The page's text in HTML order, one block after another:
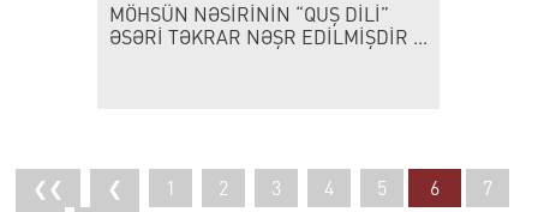
MÖHSÜN NƏSİRİNİN “QUŞ DİLİ”
ƏSƏRİ TƏKRAR NƏŞR EDİLMİŞDİR ...
❮❮ ❮ 1 2 3 4 5 6
7